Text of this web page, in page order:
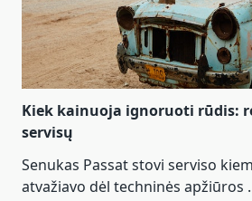
Kiek kainuoja ignoruoti rūdis:
servisų
Senukas Passat stovi serviso
atvažiavo dėl techninės apžiūros